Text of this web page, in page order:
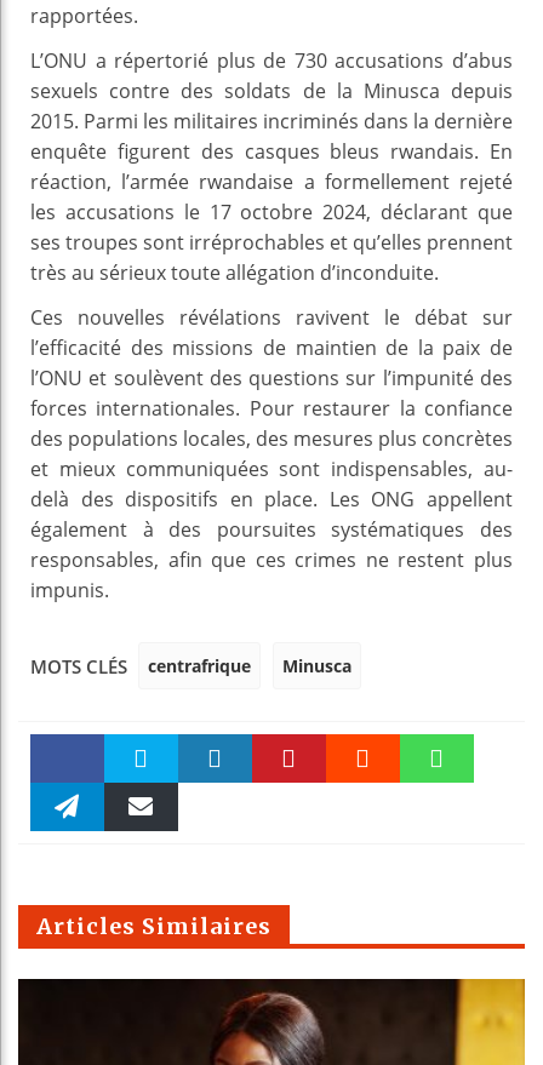
rapportées.
L’ONU a répertorié plus de 730 accusations d’abus
sexuels contre des soldats de la Minusca depuis
2015. Parmi les militaires incriminés dans la dernière
enquête figurent des casques bleus rwandais. En
réaction, l’armée rwandaise a formellement rejeté
les accusations le 17 octobre 2024, déclarant que
ses troupes sont irréprochables et qu’elles prennent
très au sérieux toute allégation d’inconduite.
Ces nouvelles révélations ravivent le débat sur
l’efficacité des missions de maintien de la paix de
l’ONU et soulèvent des questions sur l’impunité des
forces internationales. Pour restaurer la confiance
des populations locales, des mesures plus concrètes
et mieux communiquées sont indispensables, au-
delà des dispositifs en place. Les ONG appellent
également à des poursuites systématiques des
responsables, afin que ces crimes ne restent plus
impunis.
MOTS CLÉS centrafrique Minusca
Faceboo Twitter
m
Articles Similaires